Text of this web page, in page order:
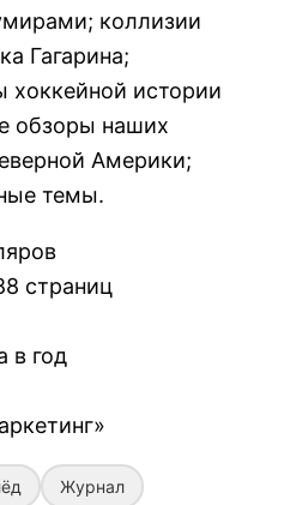
коллизии
Гагарина;
хоккейной истории
обзоры наших
Америки;
темы.
страниц
в год
Журнал